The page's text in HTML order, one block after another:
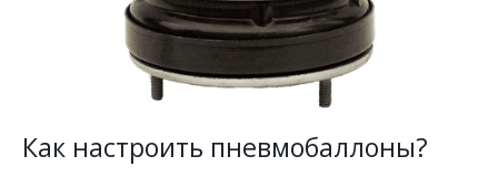
Как настроить пневмобаллоны?